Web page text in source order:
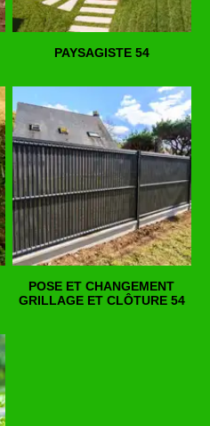
PAYSAGISTE 54
POSE ET CHANGEMENT
GRILLAGE ET CLÔTURE 54